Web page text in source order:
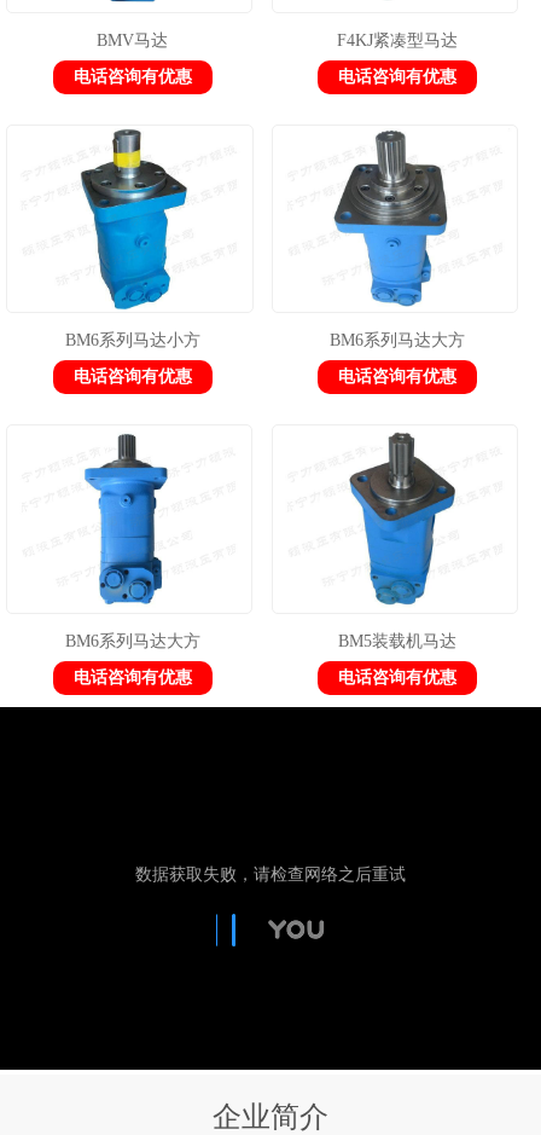
BMV马达
电话咨询有优惠
F4KJ紧凑型马达
电话咨询有优惠
BM6系列马达小方
电话咨询有优惠
BM6系列马达大方
电话咨询有优惠
BM6系列马达大方
电话咨询有优惠
BM5装载机马达
电话咨询有优惠
企业简介